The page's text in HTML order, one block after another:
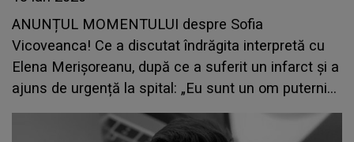
ANUNȚUL MOMENTULUI despre Sofia
Vicoveanca! Ce a discutat îndrăgita interpretă cu
Elena Merișoreanu, după ce a suferit un infarct și a
ajuns de urgență la spital: „Eu sunt un om puternic
și ce nu pot face doctorii, face Dumnezeu prin